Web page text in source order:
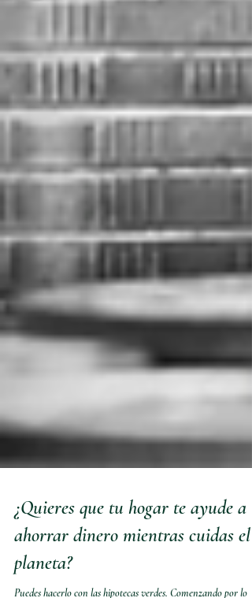
¿Quieres que tu hogar te ayude a